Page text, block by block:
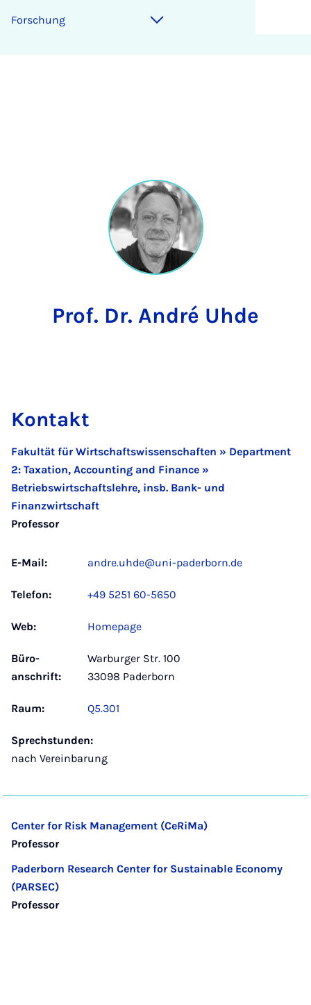
Forschung
Prof. Dr. André Uhde
Kontakt
Fakultät für Wirtschaftswissenschaften » Department
2: Taxation, Accounting and Finance »
Betriebswirtschaftslehre, insb. Bank- und
Finanzwirtschaft
Professor
E-Mail: andre.uhde@uni-paderborn.de
Telefon: +49 5251 60-5650
Web: Homepage
Büro­
anschrift:
Warburger Str. 100
33098 Paderborn
Raum: Q5.301
Sprechstunden:
nach Vereinbarung
Center for Risk Management (CeRiMa)
Professor
Paderborn Research Center for Sustainable Economy
(PARSEC)
Professor